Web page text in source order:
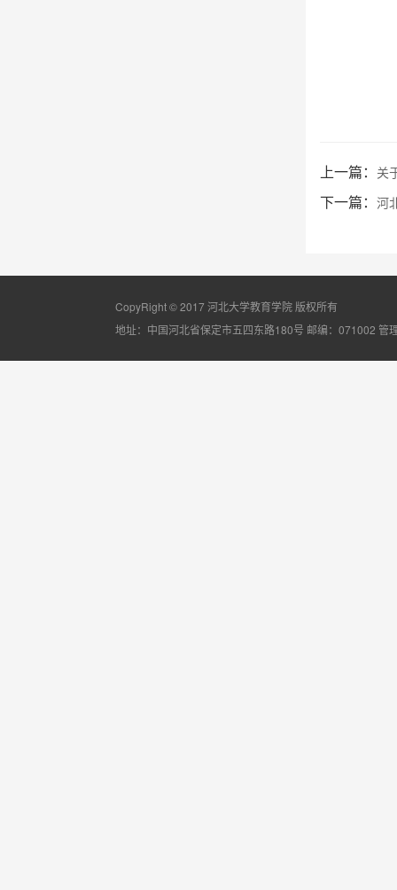
上一篇： 关
下一篇： 河
CopyRight © 2017 河北大学教育学院 版权所有
地址：中国河北省保定市五四东路180号 邮编：071002 管